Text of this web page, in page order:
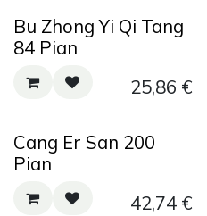
Bu Zhong Yi Qi Tang
84 Pian
25,86 €
Cang Er San 200
Pian
42,74€